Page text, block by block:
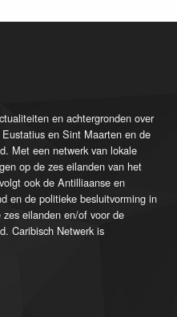
en achtergronden over
en Sint Maarten en de
Met een netwerk van lokale
op de zes eilanden van het
ook de Antilliaanse en
en de politieke besluitvorming in
eilanden en/of voor de
Caribisch Netwerk is